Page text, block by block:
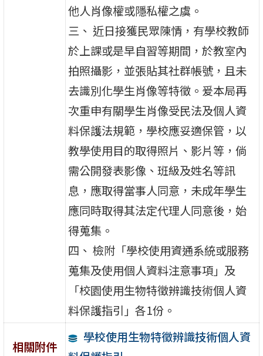
他人肖像權或隱私權之虞。
三、 近日接獲民眾陳情，有學校教師
於上課或是早自習等期間，於教室內
拍照攝影，並張貼其社群帳號，且未
去識別化學生肖像等特徵。爰本局再
次重申有關學生肖像受民法及個人資
料保護法規範，學校應妥適保管，以
教學使用目的取得照片、影片等，倘
需公開發表影像、班級及姓名等訊
息，應取得當事人同意，未成年學生
應同時取得其法定代理人同意後，始
得蒐集。
四、 檢附「學校使用資通系統或服務
蒐集及使用個人資料注意事項」及
「校園使用生物特徵辨識技術個人資
料保護指引」各1份。
相關附件
學校使用生物特徵辨識技術個人資